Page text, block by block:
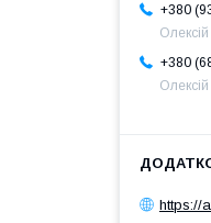
+380
Олексій
+380
Олексій
https://